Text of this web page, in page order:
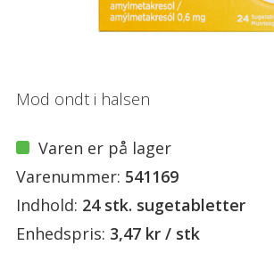
Mod ondt i halsen
Varen er på lager
Varenummer: 541169
Indhold: 24 stk. sugetabletter
Enhedspris: 3,47 kr / stk